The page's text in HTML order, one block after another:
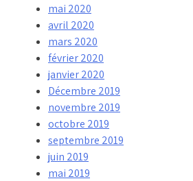
mai 2020
avril 2020
mars 2020
février 2020
janvier 2020
Décembre 2019
novembre 2019
octobre 2019
septembre 2019
juin 2019
mai 2019